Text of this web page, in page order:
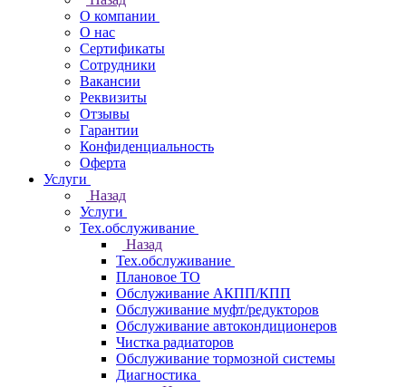
О компании
О нас
Сертификаты
Сотрудники
Вакансии
Реквизиты
Отзывы
Гарантии
Конфиденциальность
Оферта
Услуги
Назад
Услуги
Тех.обслуживание
Назад
Тех.обслуживание
Плановое ТО
Обслуживание АКПП/КПП
Обслуживание муфт/редукторов
Обслуживание автокондиционеров
Чистка радиаторов
Обслуживание тормозной системы
Диагностика